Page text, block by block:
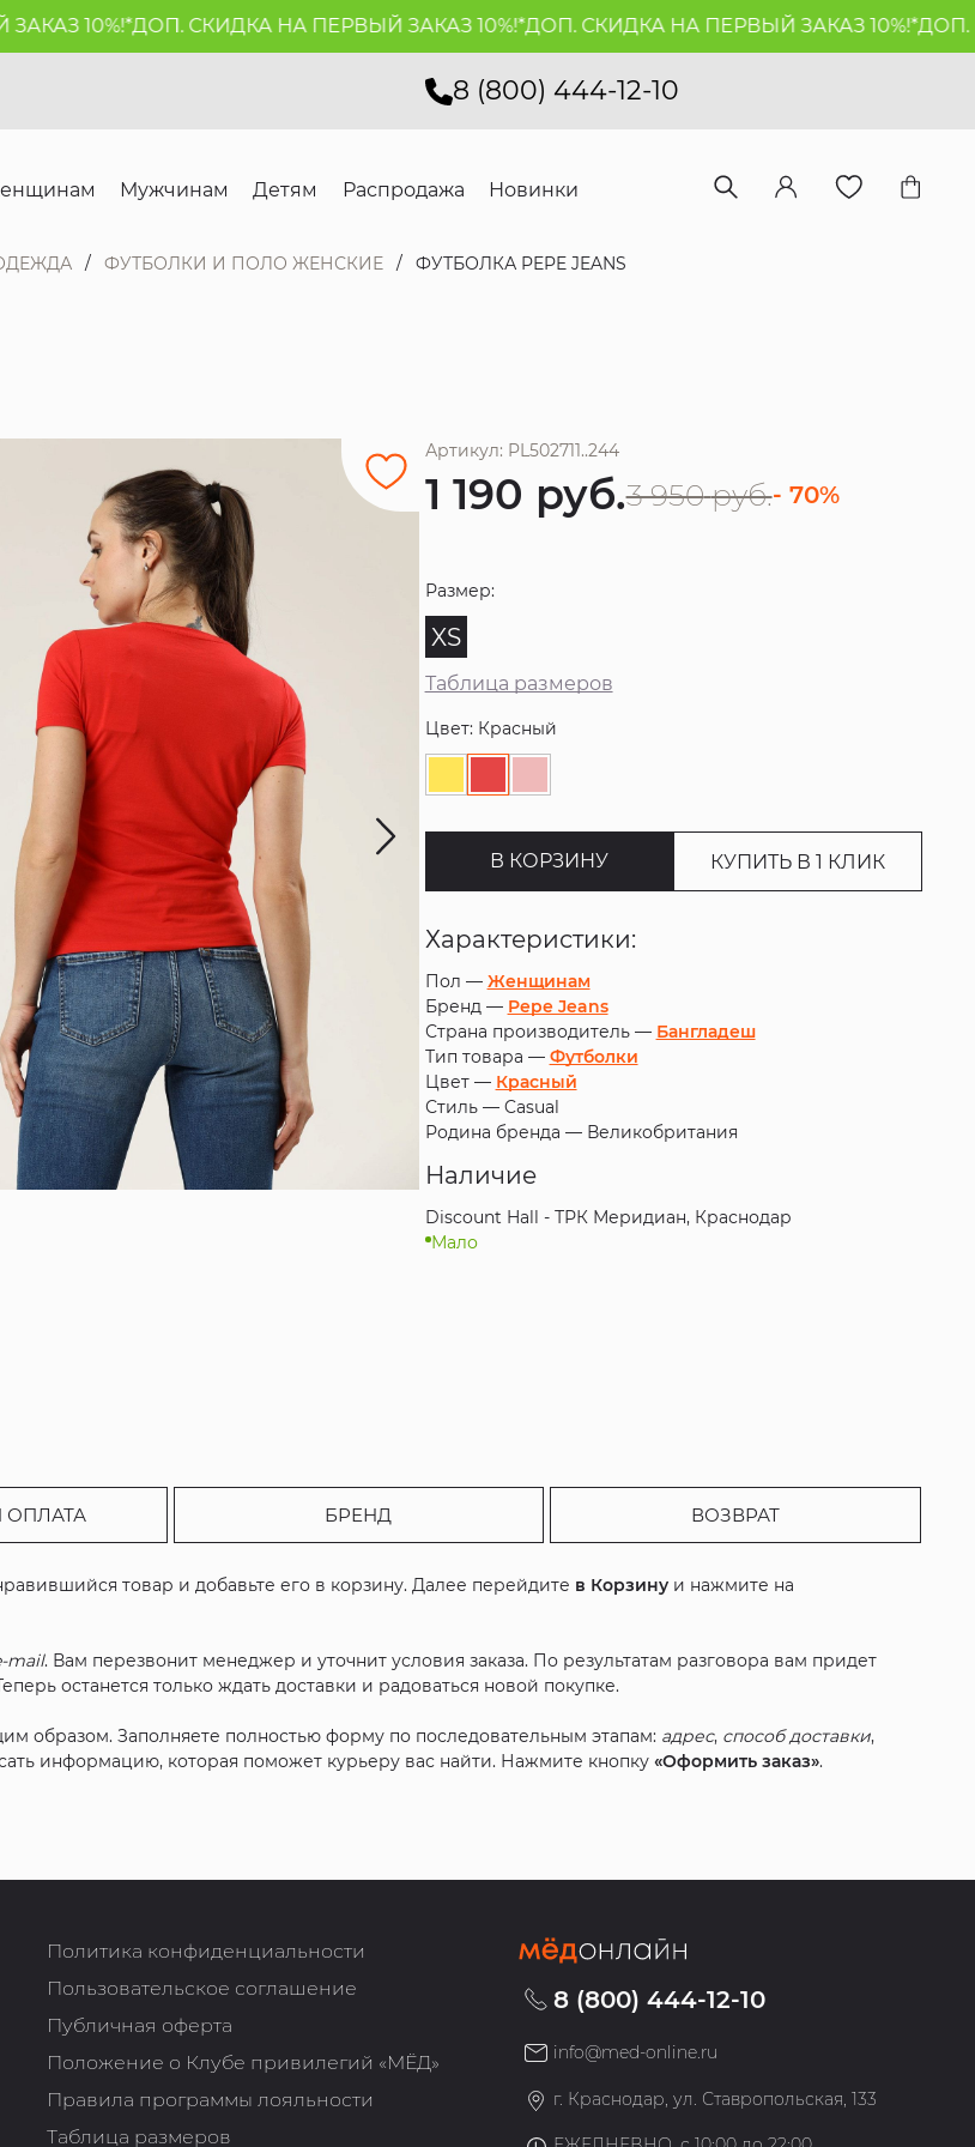
10%!*ДОП. СКИДКА НА ПЕРВЫЙ ЗАКАЗ 10%!*ДОП. СКИДКА НА ПЕРВЫЙ ЗАКАЗ 10%!*ДОП.
8 (800) 444-12-10
Мужчинам Детям Распродажа Новинки
ФУТБОЛКИ И ПОЛО ЖЕНСКИЕ ФУТБОЛКА PEPE JEANS
Артикул: PL502711..244
1 190 руб.3 950 руб.- 70%
Размер:
XS
Таблица размеров
Цвет: Красный
В КОРЗИНУ КУПИТЬ В 1 КЛИК
Характеристики:
Пол — Женщинам
Бренд — Pepe Jeans
Страна производитель — Бангладеш
Тип товара — Футболки
Цвет — Красный
Стиль — Casual
Родина бренда — Великобритания
Наличие
Discount Hall - ТРК Меридиан, Краснодар
Мало
ОПЛАТА БРЕНД ВОЗВРАТ
товар и добавьте его в корзину. Далее перейдите в Корзину и нажмите на
mail. Вам перезвонит менеджер и уточнит условия заказа. По результатам разговора вам придет
останется только ждать доставки и радоваться новой покупке.
образом. Заполняете полностью форму по последовательным этапам: адрес, способ доставки,
информацию, которая поможет курьеру вас найти. Нажмите кнопку«Оформить заказ».
Политика конфиденциальности
Пользовательское соглашение
Публичная оферта
Положение о Клубе привилегий «МЁД»
Правила программы лояльности
Таблица размеров
8 (800) 444-12-10
info@med-online.ru
г. Краснодар, ул. Ставропольская, 133